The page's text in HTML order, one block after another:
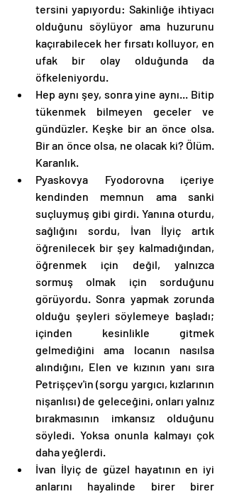
tersini yapıyordu: Sakinliğe ihtiyacı
olduğunu söylüyor ama huzurunu
kaçırabilecek her fırsatı kolluyor, en
ufak bir olay olduğunda da
öfkeleniyordu.
Hep aynı şey, sonra yine aynı... Bitip
tükenmek bilmeyen geceler ve
gündüzler. Keşke bir an önce olsa.
Bir an önce olsa, ne olacak ki? Ölüm.
Karanlık.
Pyaskovya Fyodorovna içeriye
kendinden memnun ama sanki
suçluymuş gibi girdi. Yanına oturdu,
sağlığını sordu, İvan İlyiç artık
öğrenilecek bir şey kalmadığından,
öğrenmek için değil, yalnızca
sormuş olmak için sorduğunu
görüyordu. Sonra yapmak zorunda
olduğu şeyleri söylemeye başladı;
içinden kesinlikle gitmek
gelmediğini ama locanın nasılsa
alındığını, Elen ve kızının yanı sıra
Petrişçev'in (sorgu yargıcı, kızlarının
nişanlısı) de geleceğini, onları yalnız
bırakmasının imkansız olduğunu
söyledi. Yoksa onunla kalmayı çok
daha yeğlerdi.
İvan İlyiç de güzel hayatının en iyi
anlarını hayalinde birer birer